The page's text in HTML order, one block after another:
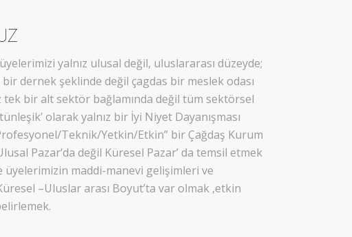
yalnız ulusal değil, uluslararası düzeyde;
dernek şeklinde değil çagdas bir meslek odası
tek bir alt sektör bağlamında değil tüm sektörsel
olarak yalnız bir İyi Niyet Dayanışması
Teknik/Yetkin/Etkin” bir Çağdaş Kurum
Pazar’da değil Küresel Pazar’ da temsil etmek
maddi-manevi gelişimleri ve
–Uluslar arası Boyut’ta var olmak ,etkin